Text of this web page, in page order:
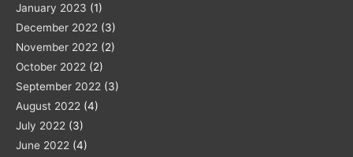
January 2023 (1)
December 2022 (3)
November 2022 (2)
October 2022 (2)
September 2022 (3)
August 2022 (4)
July 2022 (3)
June 2022 (4)